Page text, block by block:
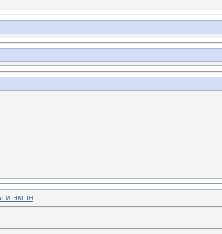
и экшн